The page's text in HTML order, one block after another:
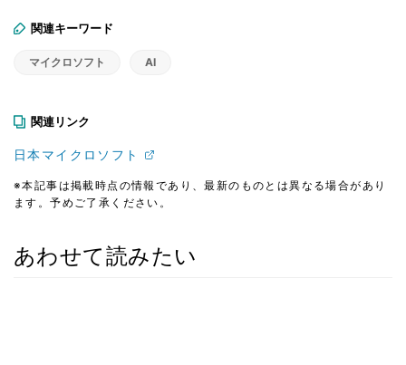
関連キーワード
マイクロソフト AI
関連リンク
日本マイクロソフト
※本記事は掲載時点の情報であり、最新のものとは異なる場合があり
ます。予めご了承ください。
あわせて読みたい